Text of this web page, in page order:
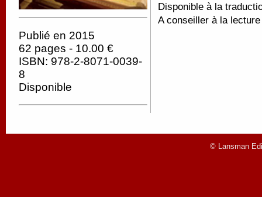
Publié en 2015
62 pages - 10.00 €
ISBN: 978-2-8071-0039-
8
Disponible
Disponible à la
A conseiller à la
© Lansman